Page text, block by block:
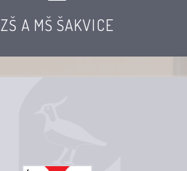
ZŠ A MŠ ŠAKVICE